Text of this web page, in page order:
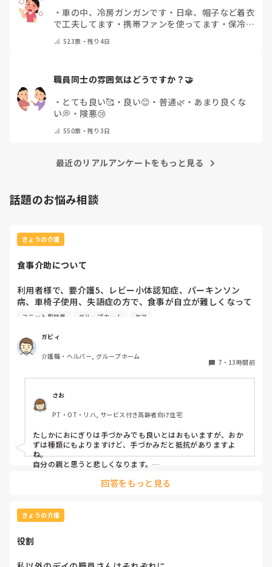
・車の中、冷房ガンガンです ・ 日傘、帽子など着衣
で工夫してます ・携帯ファンを使ってます ・ 保冷剤
を持ち運んでいます
ん ・その他（コメントで教えて下さい）
523票・残り4日
職員同士の雰囲気はどうですか？🤝
・ とても良い🥰 ・ 良い😊 ・ 普通🌿 ・ あまり良くな
い💭 ・ 険悪😢
550票・残り3日
最近のリアルアンケートをもっと見る
話題のお悩み相談
きょうの介護
食事介助について
利用者様で、要介護5、レビー小体認知症、パーキンソン
病、車椅子使用、失語症の方で、食事が自立が難しくなって
来ました。ご飯を、おにぎりにして、ご自分で手づかみで食
す。食べられる時とスプーンを使っても難しい時がありま
す。おかずも、おにぎり同様、手づかみでたべてもらってる
時があるのですが、難しい時は、職員が介助しています。ご
かずの手づかみは、どうかなと思うのですが、皆さんはどう
思われますか？私は、自分の母親が手づかみで食べてるのを
見たら、悲しくなります…職員さん、介助して下さいと思っ
てしまいます…
ユニット型特養 グループホーム ケア
ガビィ
介護職・ヘルパー, グループホーム
7 ・ 13時間前
さお
PT・OT・リハ, サービス付き高齢者向け住宅
たしかにおにぎりは手づかみでも良いとはおもいますが、おか
ずは種類にもよりますけど、手づかみだと抵抗がありますよ
ね。
自分の親と思うと悲しくなります。
どうなんでしょうか？とろみつけてたりするのを手づかみは抵
回答をもっと見る
きょうの介護
役割